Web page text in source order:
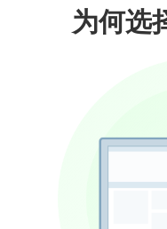
为何选